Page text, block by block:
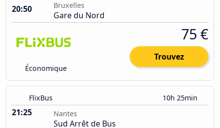
20:50
Bruxelles
Gare du Nord
Économique
75 €
Trouvez
FlixBus 10h 25min
21:25 Nantes
Sud Arrêt de Bus